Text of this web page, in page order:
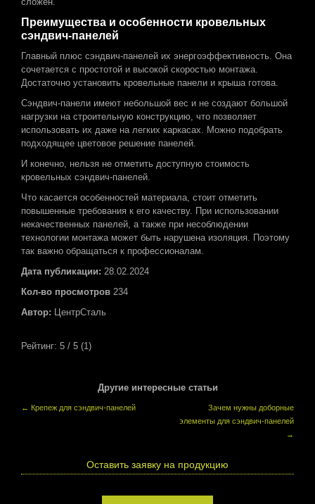
Преимущества и особенности кровельных
сэндвич-панелей
Главный плюс сэндвич-панелей их энергоэффективность. Она
сочетается с простотой и высокой скоростью монтажа.
Достаточно установить кровельные панели и крыша готова.
Сэндвич-панели имеют небольшой вес и не создают большой
нагрузки на строительную конструкцию, что позволяет
использовать их даже на легких каркасах. Можно подобрать
подходящее цветовое решение панелей.
И конечно, нельзя не отметить доступную стоимость
кровельных сэндвич-панелей.
Что касается особенностей материала, стоит отметить
повышенные требования к его качеству. При использовании
некачественных панелей, а также при несоблюдении
технологии монтажа может быть нарушена изоляция. Поэтому
так важно обращаться к профессионалам.
Дата публикации: 28.02.2024
Кол-во просмотров 234
Автор: ЦентрСталь
Рейтинг: 5 / 5 (1)
Другие интересные статьи
← Крепеж для сэндвич-панелей
Зачем нужны доборные
элементы для сэндвич-панелей
→
Оставить заявку на продукцию